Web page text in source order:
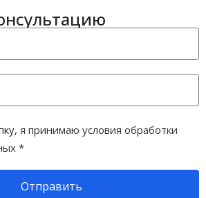
я принимаю условия обработки
*
Отправить